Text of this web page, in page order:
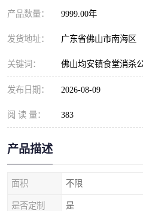
产品数量： 9999.00年
发货地址： 广东省佛山市南海区
关键词： 佛山均安镇食堂消杀
发布日期： 2026-08-09
阅 读 量： 383
产品描述
面积 不限
是否定制 是